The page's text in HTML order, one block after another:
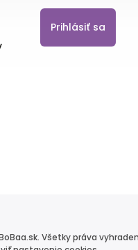
Prihlásiť sa
. Všetky práva